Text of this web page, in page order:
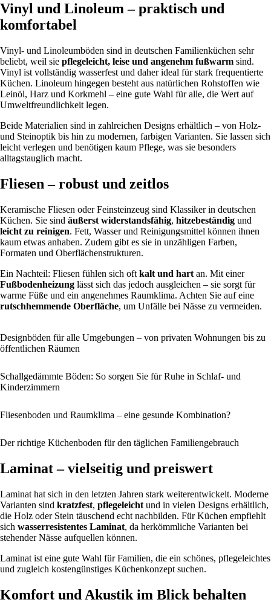
Vinyl und Linoleum – praktisch und
komfortabel
Vinyl- und Linoleumböden sind in deutschen Familienküchen sehr
beliebt, weil sie pflegeleicht, leise und angenehm fußwarm sind.
Vinyl ist vollständig wasserfest und daher ideal für stark frequentierte
Küchen. Linoleum hingegen besteht aus natürlichen Rohstoffen wie
Leinöl, Harz und Korkmehl – eine gute Wahl für alle, die Wert auf
Umweltfreundlichkeit legen.
Beide Materialien sind in zahlreichen Designs erhältlich – von Holz-
und Steinoptik bis hin zu modernen, farbigen Varianten. Sie lassen sich
leicht verlegen und benötigen kaum Pflege, was sie besonders
alltagstauglich macht.
Fliesen – robust und zeitlos
Keramische Fliesen oder Feinsteinzeug sind Klassiker in deutschen
Küchen. Sie sind äußerst widerstandsfähig, hitzebeständig und
leicht zu reinigen. Fett, Wasser und Reinigungsmittel können ihnen
kaum etwas anhaben. Zudem gibt es sie in unzähligen Farben,
Formaten und Oberflächenstrukturen.
Ein Nachteil: Fliesen fühlen sich oft kalt und hart an. Mit einer
Fußbodenheizung lässt sich das jedoch ausgleichen – sie sorgt für
warme Füße und ein angenehmes Raumklima. Achten Sie auf eine
rutschhemmende Oberfläche, um Unfälle bei Nässe zu vermeiden.
Designböden für alle Umgebungen – von privaten Wohnungen bis zu
öffentlichen Räumen
Schallgedämmte Böden: So sorgen Sie für Ruhe in Schlaf- und
Kinderzimmern
Fliesenboden und Raumklima – eine gesunde Kombination?
Der richtige Küchenboden für den täglichen Familiengebrauch
Laminat – vielseitig und preiswert
Laminat hat sich in den letzten Jahren stark weiterentwickelt. Moderne
Varianten sind kratzfest, pflegeleicht und in vielen Designs erhältlich,
die Holz oder Stein täuschend echt nachbilden. Für Küchen empfiehlt
sich wasserresistentes Laminat, da herkömmliche Varianten bei
stehender Nässe aufquellen können.
Laminat ist eine gute Wahl für Familien, die ein schönes, pflegeleichtes
und zugleich kostengünstiges Küchenkonzept suchen.
Komfort und Akustik im Blick behalten